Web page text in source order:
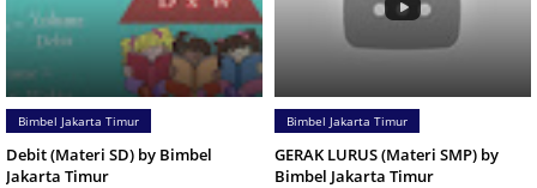
Bimbel Jakarta Timur
Debit (Materi SD) by Bimbel
Jakarta Timur
Bimbel Jakarta Timur
GERAK LURUS (Materi SMP) by
Bimbel Jakarta Timur